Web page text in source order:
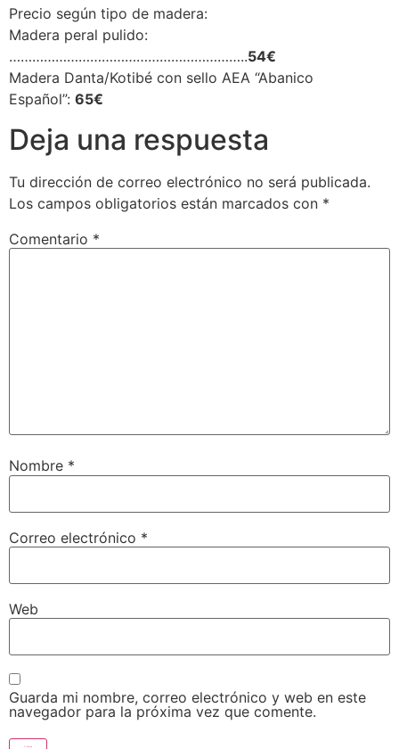
Precio según tipo de madera:
Madera peral pulido:
……………………………………………………..54€
Madera Danta/Kotibé con sello AEA “Abanico
Español”: 65€
Deja una respuesta
Tu dirección de correo electrónico no será publicada.
Los campos obligatorios están marcados con *
Comentario *
Nombre *
Correo electrónico *
Web
Guarda mi nombre, correo electrónico y web en este
navegador para la próxima vez que comente.